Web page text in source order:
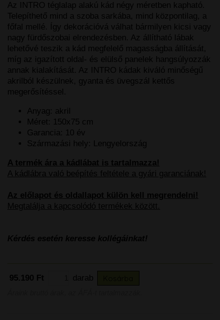
Az INTRO téglalap alakú kád négy méretben kapható.
Telepíthető mind a szoba sarkába, mind központilag, a
főfal mellé. Így dekorációvá válhat bármilyen kicsi vagy
nagy fürdőszobai elrendezésben. Az állítható lábak
lehetővé teszik a kád megfelelő magasságba állítását,
míg az igazított oldal- és elülső panelek hangsúlyozzák
annak kialakítását. Az INTRO kádak kiváló minőségű
akrilból készülnek, gyanta és üvegszál kettős
megerősítéssel.
Anyag: akril
Méret: 150x75 cm
Garancia: 10 év
Származási hely: Lengyelország
A termék ára a kádlábat is tartalmazza!
A kádlábra való beépítés feltétele a gyári garanciának!
Az előlapot és oldallapot külön kell megrendelni!
Megtalálja a kapcsolódó termékek között.
Kérdés esetén keresse kollégáinkat!
95.190 Ft darab